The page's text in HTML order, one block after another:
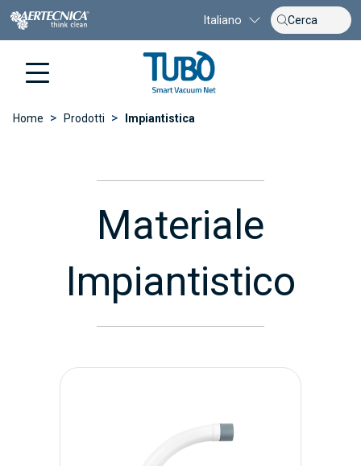
Italiano
Home > Prodotti > Impiantistica
Materiale
Impiantistico